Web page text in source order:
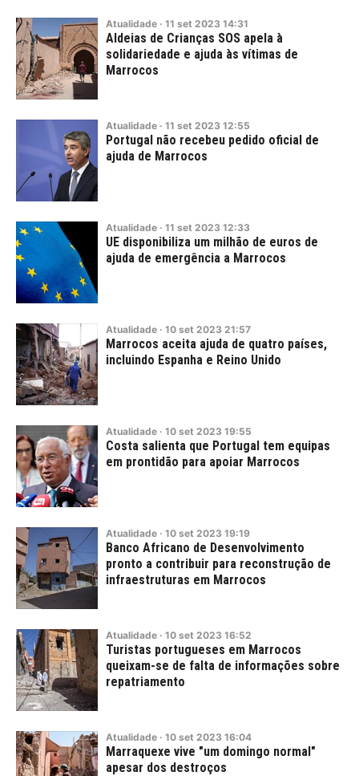
Atualidade · 11 set 2023 14:31
Aldeias de Crianças SOS apela à
solidariedade e ajuda às vítimas de
Marrocos
Atualidade · 11 set 2023 12:55
Portugal não recebeu pedido oficial de
ajuda de Marrocos
Atualidade · 11 set 2023 12:33
UE disponibiliza um milhão de euros de
ajuda de emergência a Marrocos
Atualidade · 10 set 2023 21:57
Marrocos aceita ajuda de quatro países,
incluindo Espanha e Reino Unido
Atualidade · 10 set 2023 19:55
Costa salienta que Portugal tem equipas
em prontidão para apoiar Marrocos
Atualidade · 10 set 2023 19:19
Banco Africano de Desenvolvimento
pronto a contribuir para reconstrução de
infraestruturas em Marrocos
Atualidade · 10 set 2023 16:52
Turistas portugueses em Marrocos
queixam-se de falta de informações sobre
repatriamento
Atualidade · 10 set 2023 16:04
Marraquexe vive "um domingo normal"
apesar dos destroços